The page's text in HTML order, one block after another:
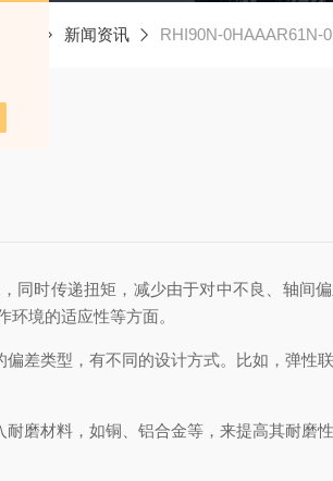
新闻资讯 RHI90N-0HAAAR61N-
时传递扭矩，减少由于对中不良、轴间
境的适应性等方面。
差类型，有不同的设计方式。比如，弹性
材料，如铜、铝合金等，来提高其耐磨